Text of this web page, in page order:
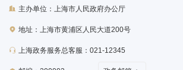
主办单位：上海市人民政府办公厅
地址：上海市黄浦区人民大道200号
上海政务服务总客服：021-12345